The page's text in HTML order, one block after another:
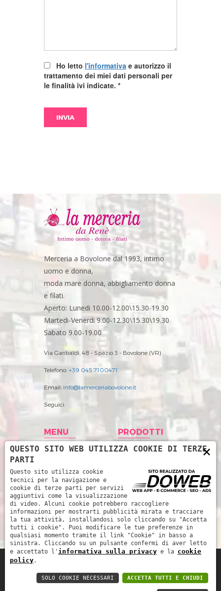
Ho letto l'informativa e autorizzo il
trattamento dei miei dati personali per
le finalità ivi indicate. *
Merceria a Bovolone dal 1993, intimo
uomo e donna,
moda mare donna, abbigliamento donna
e filati.
Aperto: Lunedi 10.00-12.00\15.30-19.30
Martedi-Venerdi 9.00-12.30\15.30\19.30
Sabato 9.00-19.00
Via Garibaldi, 48 - Spazio 3 - Bovolone (VR)
Telefono: +39 045 7100471
Email: info@lamerceriabovolone.it
Seguici:
MENU
Home
Storia
Prodotti
News
Contatti
PRODOTTI
Abbigliamento
Accessori merceria
Filati
Intimo Donna
Intimo uomo
Mare
Marinella snc - P.IVA: 03252510239 -
Cookie policy
×
QUESTO SITO WEB UTILIZZA COOKIE DI TERZE
PARTI
Questo sito utilizza cookie
tecnici per la navigazione e
cookie di terze parti per servizi
aggiuntivi come la visualizzazione
di video. Alcuni cookie potrebbero raccogliere
informazioni per mostrarti pubblicità mirata e tracciare
la tua attività, installandosi solo cliccando su "Accetta
tutti i cookie". Puoi modificare le tue preferenze in
qualsiasi momento tramite il link "Cookie" in basso a
sinistra. Cliccando su un pulsante confermi di aver letto
e accettato l' informativa sulla privacy e la cookie
policy.
ACCETTA TUTTI E CHIUDI
SOLO COOKIE NECESSARI